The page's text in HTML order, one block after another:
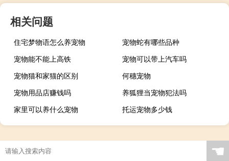
相关问题
住宅梦物语怎么养宠物
宠物蛇有哪些品种
宠物能不能上高铁
宠物可以带上汽车吗
宠物猫和家猫的区别
何穗宠物
宠物用品店赚钱吗
养狐狸当宠物犯法吗
家里可以养什么宠物
托运宠物多少钱
☚